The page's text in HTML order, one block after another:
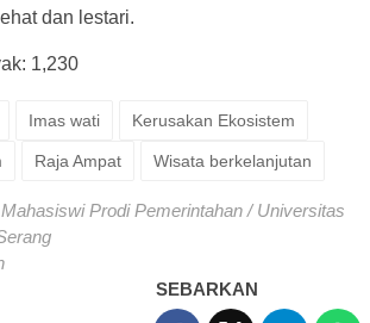
dan lestari.
1,230
Imas wati Kerusakan Ekosistem
Raja Ampat Wisata berkelanjutan
Prodi Pemerintahan / Universitas
SEBARKAN